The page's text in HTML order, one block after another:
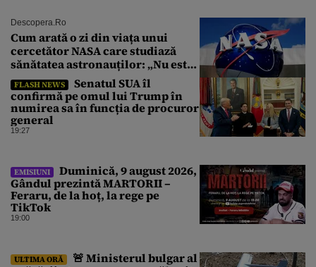
Descopera.ro
Cum arată o zi din viața unui
cercetător NASA care studiază
sănătatea astronauților: „Nu este
o știință complicată”
FLASH NEWS
Senatul SUA îl
confirmă pe omul lui Trump în
numirea sa în funcția de procuror
general
19:27
EMISIUNI
Duminică, 9 august 2026,
Gândul prezintă MARTORII –
Feraru, de la hoț, la rege pe
TikTok
19:00
ULTIMA ORĂ
🚨 Ministerul bulgar al